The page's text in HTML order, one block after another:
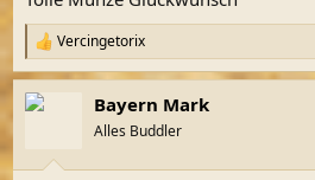
:
R
e
a
k
Vercingetorix
Bayern Mark
Alles Buddler